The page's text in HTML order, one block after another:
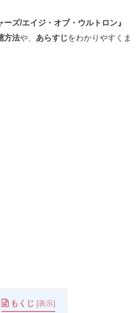
ーズ/エイジ・オブ・ウルトロン』
方法や、 あらすじをわかりやすくま
もくじ [表示]